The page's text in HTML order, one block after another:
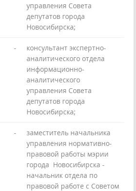
управления Совета
депутатов города
Новосибирска;
-
консультант экспертно-
аналитического отдела
информационно-
аналитического
управления Совета
депутатов города
Новосибирска;
-
заместитель начальника
управления нормативно-
правовой работы мэрии
города Новосибирска -
начальник отдела по
правовой работе с Советом